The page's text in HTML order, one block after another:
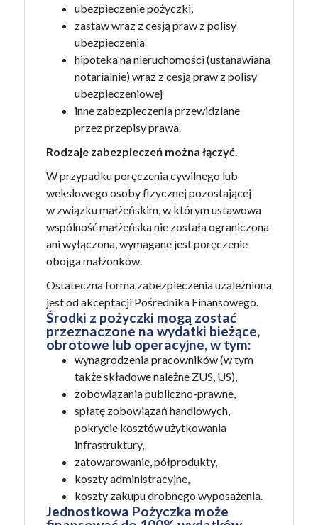
ubezpieczenie pożyczki,
zastaw wraz z cesją praw z polisy
ubezpieczenia
hipoteka na nieruchomości (ustanawiana
notarialnie) wraz z cesją praw z polisy
ubezpieczeniowej
inne zabezpieczenia przewidziane
przez przepisy prawa.
Rodzaje zabezpieczeń można łączyć.
W przypadku poręczenia cywilnego lub
wekslowego osoby fizycznej pozostającej
w związku małżeńskim, w którym ustawowa
wspólność małżeńska nie została ograniczona
ani wyłączona, wymagane jest poręczenie
obojga małżonków.
Ostateczna forma zabezpieczenia uzależniona
jest od akceptacji Pośrednika Finansowego.
Środki z pożyczki mogą zostać
przeznaczone na wydatki bieżące,
obrotowe lub operacyjne, w tym:
wynagrodzenia pracowników (w tym
także składowe należne ZUS, US),
zobowiązania publiczno-prawne,
spłatę zobowiązań handlowych,
pokrycie kosztów użytkowania
infrastruktury,
zatowarowanie, półprodukty,
koszty administracyjne,
koszty zakupu drobnego wyposażenia.
Jednostkowa Pożyczka może